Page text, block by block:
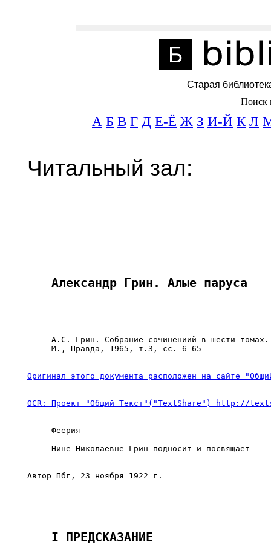
Старая
Поиск
А Б В Г Д Е-Ё Ж З И-Й К Л
Читальный зал:
     А.С. Грин. Собрание сочинениий в шести томах.
     М., Правда, 1965, т.3, сс. 6-65
     Феерия
     Нине Николаевне Грин подносит и посвящает
Автор Пбг, 23 ноября 1922 г.